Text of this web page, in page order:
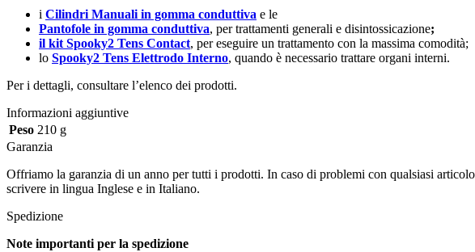
i Cilindri Manuali in gomma conduttiva e le
Pantofole in gomma conduttiva, per trattamenti generali e disintossicazione;
il kit Spooky2 Tens Contact, per eseguire un trattamento con la massima comodità;
lo Spooky2 Tens Elettrodo Interno, quando è necessario trattare organi interni.
Per i dettagli, consultare l’elenco dei prodotti.
Informazioni aggiuntive
Peso 210 g
Garanzia
Offriamo la garanzia di un anno per tutti i prodotti. In caso di problemi con qualsiasi
scrivere in lingua Inglese e in Italiano.
Spedizione
Note importanti per la spedizione